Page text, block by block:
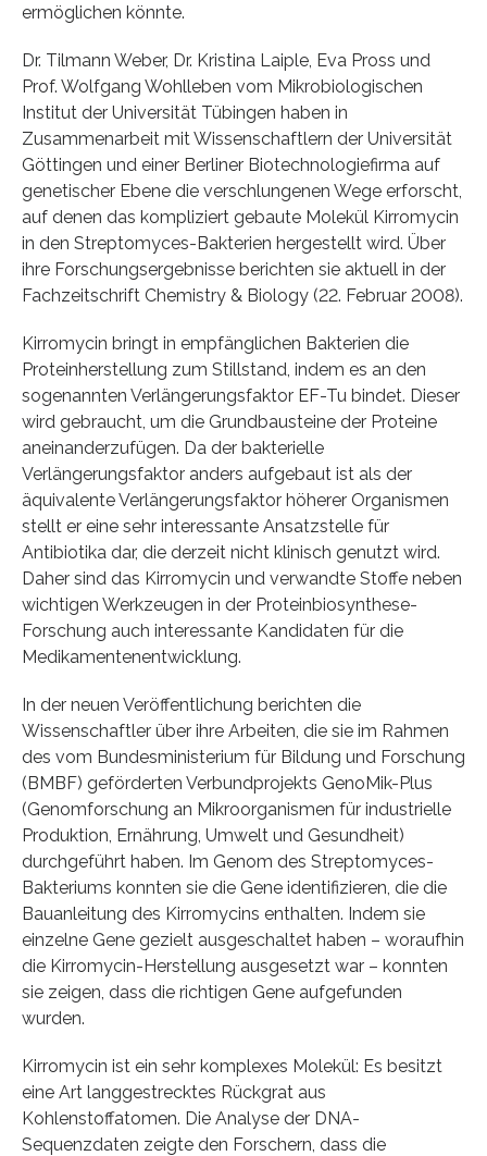
ermöglichen könnte.
Dr. Tilmann Weber, Dr. Kristina Laiple, Eva Pross und
Prof. Wolfgang Wohlleben vom Mikrobiologischen
Institut der Universität Tübingen haben in
Zusammenarbeit mit Wissenschaftlern der Universität
Göttingen und einer Berliner Biotechnologiefirma auf
genetischer Ebene die verschlungenen Wege erforscht,
auf denen das kompliziert gebaute Molekül Kirromycin
in den Streptomyces-Bakterien hergestellt wird. Über
ihre Forschungsergebnisse berichten sie aktuell in der
Fachzeitschrift Chemistry & Biology (22. Februar 2008).
Kirromycin bringt in empfänglichen Bakterien die
Proteinherstellung zum Stillstand, indem es an den
sogenannten Verlängerungsfaktor EF-Tu bindet. Dieser
wird gebraucht, um die Grundbausteine der Proteine
aneinanderzufügen. Da der bakterielle
Verlängerungsfaktor anders aufgebaut ist als der
äquivalente Verlängerungsfaktor höherer Organismen
stellt er eine sehr interessante Ansatzstelle für
Antibiotika dar, die derzeit nicht klinisch genutzt wird.
Daher sind das Kirromycin und verwandte Stoffe neben
wichtigen Werkzeugen in der Proteinbiosynthese-
Forschung auch interessante Kandidaten für die
Medikamentenentwicklung.
In der neuen Veröffentlichung berichten die
Wissenschaftler über ihre Arbeiten, die sie im Rahmen
des vom Bundesministerium für Bildung und Forschung
(BMBF) geförderten Verbundprojekts GenoMik-Plus
(Genomforschung an Mikroorganismen für industrielle
Produktion, Ernährung, Umwelt und Gesundheit)
durchgeführt haben. Im Genom des Streptomyces-
Bakteriums konnten sie die Gene identifizieren, die die
Bauanleitung des Kirromycins enthalten. Indem sie
einzelne Gene gezielt ausgeschaltet haben – woraufhin
die Kirromycin-Herstellung ausgesetzt war – konnten
sie zeigen, dass die richtigen Gene aufgefunden
wurden.
Kirromycin ist ein sehr komplexes Molekül: Es besitzt
eine Art langgestrecktes Rückgrat aus
Kohlenstoffatomen. Die Analyse der DNA-
Sequenzdaten zeigte den Forschern, dass die